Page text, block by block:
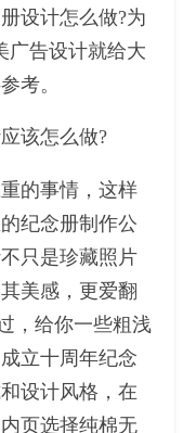
设计怎么做?为
广告设计就给大
考。
该怎么做?
的事情，这样
纪念册制作公
只是珍藏照片
美感，更爱翻
，给你一些粗浅
立十周年纪念
设计风格，在
页选择纯棉无